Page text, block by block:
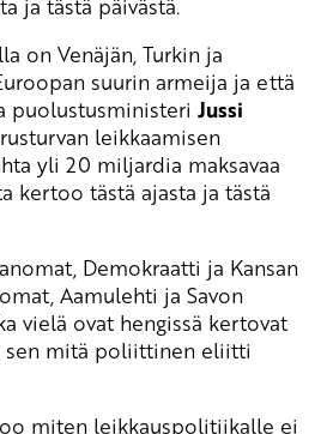
on Venäjän, Turkin ja
suurin armeija ja että
Jussi
leikkaamisen
yli 20 miljardia maksavaa
kertoo tästä ajasta ja tästä
Demokraatti ja Kansan
Aamulehti ja Savon
vielä ovat hengissä kertovat
sen mitä poliittinen eliitti
miten leikkauspolitiikalle ei